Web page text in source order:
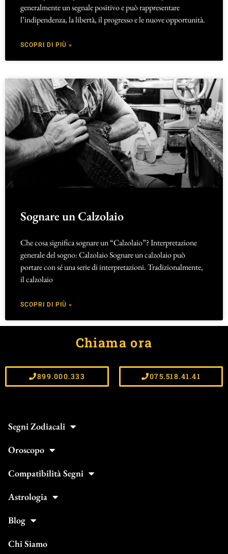
generalmente un segnale positivo e può rappresentare
l’indipendenza, la libertà, il progresso e le nuove opportunità.
SCOPRI DI PIÙ »
Sognare un Calzolaio
Che cosa significa sognare un “Calzolaio”? Interpretazione
generale del sogno: Calzolaio Sognare un calzolaio può
portare con sé una serie di interpretazioni. Tradizionalmente,
il calzolaio
SCOPRI DI PIÙ »
Chiama ora
899.000.333 075.518.41.41
Segni Zodiacali
Oroscopo
Compatibilità Segni
Astrologia
Blog
Chi Siamo